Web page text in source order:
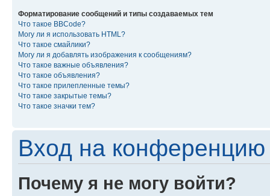
Форматирование сообщений и типы создаваемых тем
Что такое BBCode?
Могу ли я использовать HTML?
Что такое смайлики?
Могу ли я добавлять изображения к сообщениям?
Что такое важные объявления?
Что такое объявления?
Что такое прилепленные темы?
Что такое закрытые темы?
Что такое значки тем?
Вход на конференцию
Почему я не могу войти?